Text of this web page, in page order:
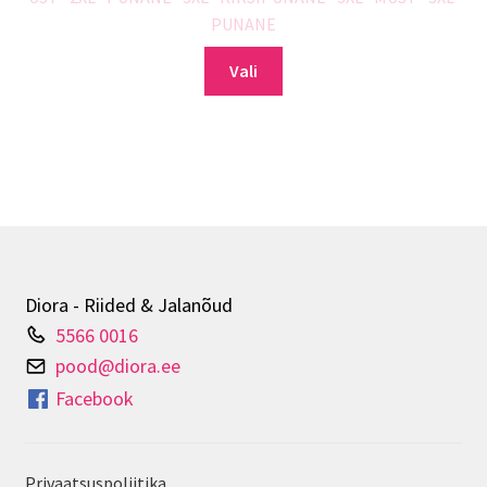
PUNANE
Vali
Diora - Riided & Jalanõud
5566 0016
pood@diora.ee
Facebook
Privaatsuspoliitika